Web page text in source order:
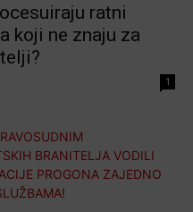
ratni
koji ne znaju za
1